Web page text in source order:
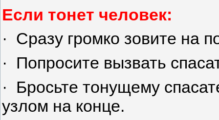
Если тонет человек:
· Сразу громко зовите на
· Попросите вызвать
· Бросьте тонущему
узлом на конце.